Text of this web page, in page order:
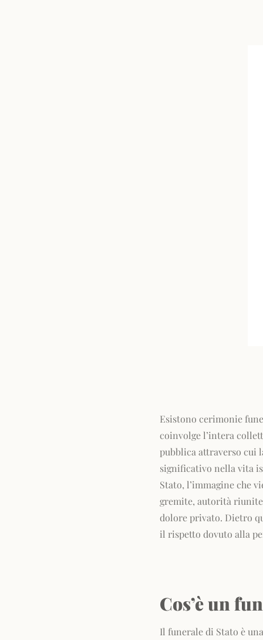
Esistono cerimonie
coinvolge l’intera
pubblica attraverso cui
significativo nella vita
Stato, l’immagine che
gremite, autorità
dolore privato. Dietro
il rispetto dovuto alla
Cos’è un
Il funerale di Stato è